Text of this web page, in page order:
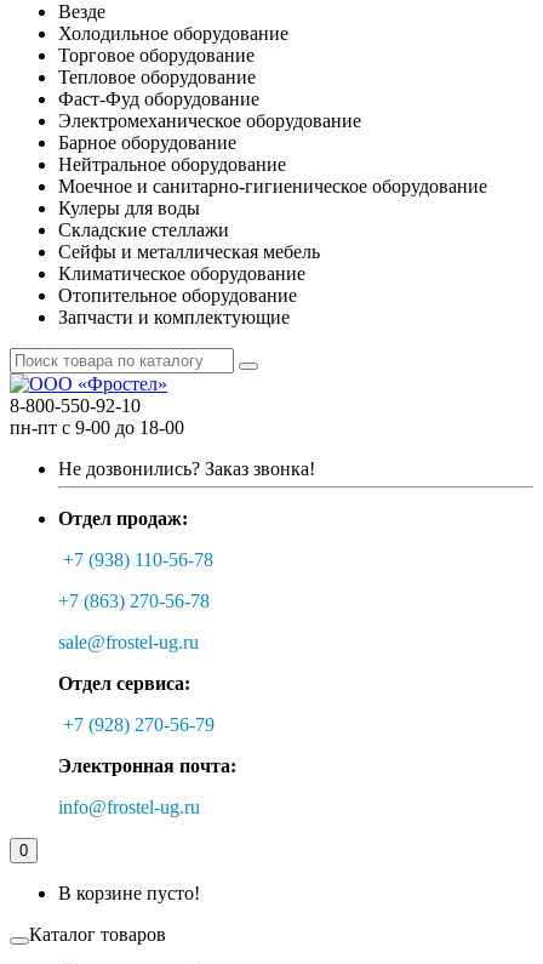
Везде
Холодильное оборудование
Торговое оборудование
Тепловое оборудование
Фаст-Фуд оборудование
Электромеханическое оборудование
Барное оборудование
Нейтральное оборудование
Моечное и санитарно-гигиеническое оборудование
Кулеры для воды
Складские стеллажи
Сейфы и металлическая мебель
Климатическое оборудование
Отопительное оборудование
Запчасти и комплектующие
8-800-550-92-10
пн-пт с 9-00 до 18-00
Не дозвонились? Заказ звонка!
Отдел продаж:
+7 (938) 110-56-78
+7 (863) 270-56-78
sale@frostel-ug.ru
Отдел сервиса:
+7 (928) 270-56-79
Электронная почта:
info@frostel-ug.ru
0
В корзине пусто!
Каталог товаров